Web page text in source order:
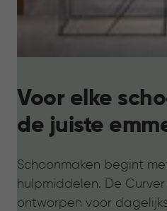
Voor elke
de juiste
Schoonmaken begint
hulpmiddelen. De Curver
ontworpen voor